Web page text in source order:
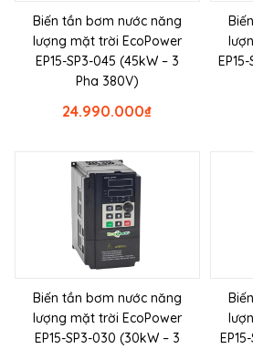
Biến tần bơm nước năng
lượng mặt trời EcoPower
EP15-SP3-045 (45kW – 3
Pha 380V)
₫
24.990.000
Biến tần bơm nước năng
lượng mặt trời EcoPower
EP15-SP3-030 (30kW – 3